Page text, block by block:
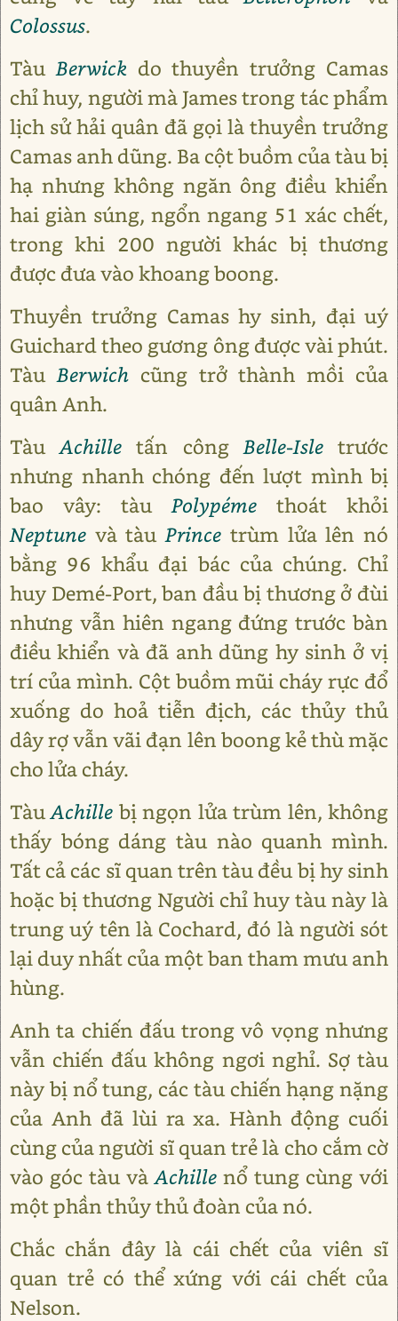
Colossus.
TàuBerwickdo thuyền trưởng Camas
chỉ huy, người mà James trong tác phẩm
lịch sử hải quân đã gọi là thuyền trưởng
Camas anh dũng. Ba cột buồm của tàu bị
hạ nhưng không ngăn ông điều khiển
hai giàn súng, ngổn ngang 51 xác chết,
trong khi 200 người khác bị thương
được đưa vào khoang boong.
Thuyền trưởng Camas hy sinh, đại uý
Guichard theo gương ông được vài phút.
TàuBerwichcũng trở thành mồi của
quân Anh.
TàuAchille tấn côngBelle-Isletrước
nhưng nhanh chóng đến lượt mình bị
bao vây: tàuPolypéme thoát khỏi
Neptune và tàuPrince trùm lửa lên nó
bằng 96 khẩu đại bác của chúng. Chỉ
huy Demé-Port, ban đầu bị thương ở đùi
nhưng vẫn hiên ngang đứng trước bàn
điều khiển và đã anh dũng hy sinh ở vị
trí của mình. Cột buồm mũi cháy rực đổ
xuống do hoả tiễn địch, các thủy thủ
dây rợ vẫn vãi đạn lên boong kẻ thù mặc
cho lửa cháy.
TàuAchille bị ngọn lửa trùm lên, không
thấy bóng dáng tàu nào quanh mình.
Tất cả các sĩ quan trên tàu đều bị hy sinh
hoặc bị thương Người chỉ huy tàu này là
trung uý tên là Cochard, đó là người sót
lại duy nhất của một ban tham mưu anh
hùng.
Anh ta chiến đấu trong vô vọng nhưng
vẫn chiến đấu không ngơi nghỉ. Sợ tàu
này bị nổ tung, các tàu chiến hạng nặng
của Anh đã lùi ra xa. Hành động cuối
cùng của người sĩ quan trẻ là cho cắm cờ
vào góc tàu vàAchille nổ tung cùng với
một phần thủy thủ đoàn của nó.
Chắc chắn đây là cái chết của viên sĩ
quan trẻ có thể xứng với cái chết của
Nelson.